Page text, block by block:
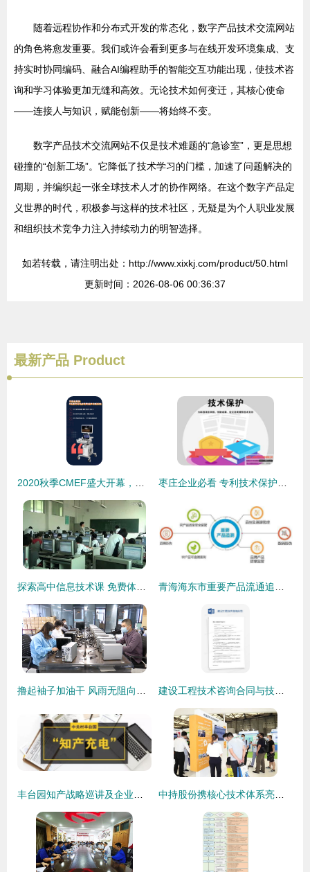
随着远程协作和分布式开发的常态化，数字产品技术交流网站
的角色将愈发重要。我们或许会看到更多与在线开发环境集成、支
持实时协同编码、融合AI编程助手的智能交互功能出现，使技术咨
询和学习体验更加无缝和高效。无论技术如何变迁，其核心使命
——连接人与知识，赋能创新——将始终不变。
数字产品技术交流网站不仅是技术难题的“急诊室”，更是思想
碰撞的“创新工场”。它降低了技术学习的门槛，加速了问题解决的
周期，并编织起一张全球技术人才的协作网络。在这个数字产品定
义世界的时代，积极参与这样的技术社区，无疑是为个人职业发展
和组织技术竞争力注入持续动力的明智选择。
如若转载，请注明出处：http://www.xixkj.com/product/50.html
更新时间：2026-08-06 00:36:37
最新产品 Product